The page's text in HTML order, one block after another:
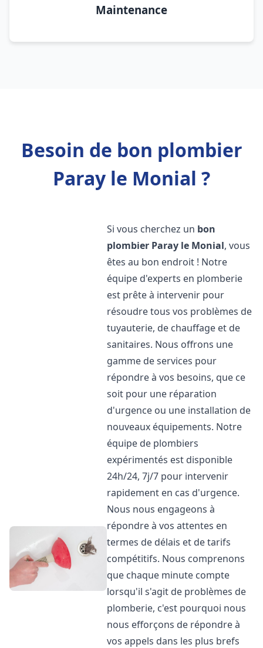
Maintenance
Besoin de bon plombier
Paray le Monial ?
Si vous cherchez un bon
plombier Paray le Monial, vous
êtes au bon endroit ! Notre
équipe d'experts en plomberie
est prête à intervenir pour
résoudre tous vos problèmes de
tuyauterie, de chauffage et de
sanitaires. Nous offrons une
gamme de services pour
répondre à vos besoins, que ce
soit pour une réparation
d'urgence ou une installation de
nouveaux équipements. Notre
équipe de plombiers
expérimentés est disponible
24h/24, 7j/7 pour intervenir
rapidement en cas d'urgence.
Nous nous engageons à
répondre à vos attentes en
termes de délais et de tarifs
compétitifs. Nous comprenons
que chaque minute compte
lorsqu'il s'agit de problèmes de
plomberie, c'est pourquoi nous
nous efforçons de répondre à
vos appels dans les plus brefs